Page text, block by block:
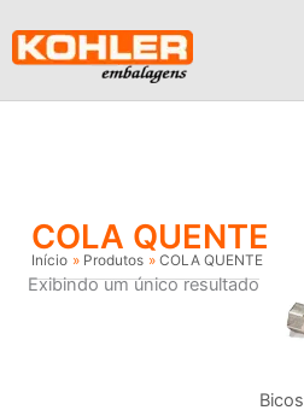
para
conteúdo
COLA QUENTE
Início Produtos COLA QUENTE
Exibindo um único resultado
Bicos